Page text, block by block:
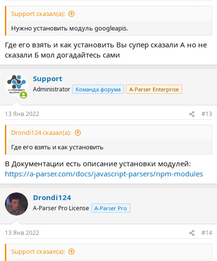
Support сказал(а):
Нужно установить модуль googleapis.
Где его взять и как установить Вы супер сказали А но не
сказали Б мол догадайтесь сами
Support
Administrator Команда форума A-Parser Enterprise
13 Янв 2022 #13
Drondi124 сказал(а):
Где его взять и как установить
В Документации есть описание установки модулей:
https://a-parser.com/docs/javascript-parsers/npm-modules
Drondi124
A-Parser Pro License A-Parser Pro
13 Янв 2022 #14
Support сказал(а):